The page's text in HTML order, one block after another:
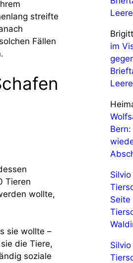
streifte
Fällen
Tieren
wollte,
sie wollte –
die Tiere,
soziale
im
Silvio
Seite
Silvio